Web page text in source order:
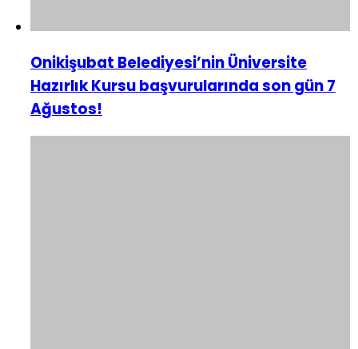
Onikişubat Belediyesi’nin Üniversite
Hazırlık Kursu başvurularında son gün 7
Ağustos!